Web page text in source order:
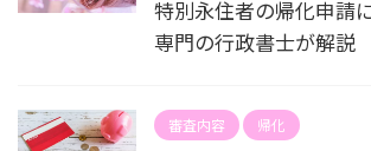
特別永住者の帰化申請
専門の行政書士が解説
審査内容 帰化